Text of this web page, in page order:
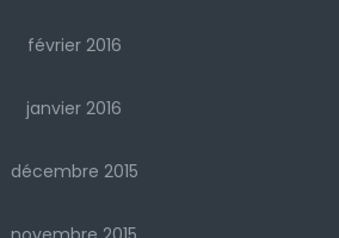
février 2016
janvier 2016
décembre 2015